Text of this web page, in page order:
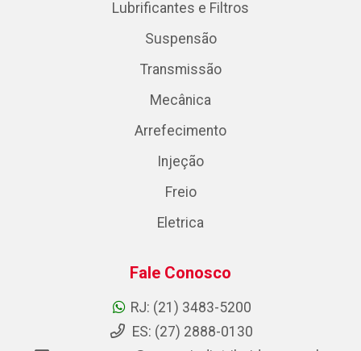
Lubrificantes e Filtros
Suspensão
Transmissão
Mecânica
Arrefecimento
Injeção
Freio
Eletrica
Fale Conosco
RJ: (21) 3483-5200
ES: (27) 2888-0130